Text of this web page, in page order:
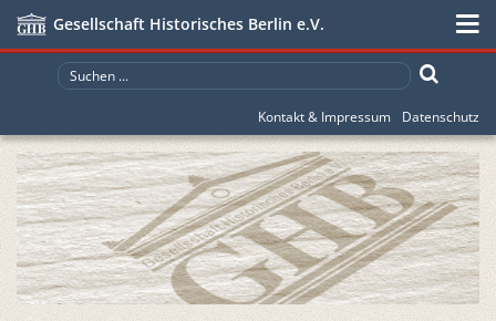
Gesellschaft Historisches Berlin e.V.
Kontakt & Impressum Datenschutz